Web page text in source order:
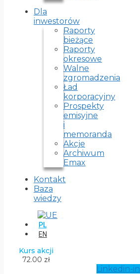
Dla
inwestorów
Raporty
bieżące
Raporty
okresowe
Walne
zgromadzenia
Ład
korporacyjny
Prospekty
emisyjne
i
memoranda
Akcje
Archiwum
Emax
Kontakt
Baza
wiedzy
PL
EN
Kurs akcji
72.00 zł
Linkedin-in